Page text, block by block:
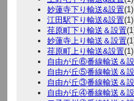
妙蓮寺下り輸送&設置(1)
江田駅下り輸送&設置(1)
荏原町下り輸送＆設置
妙蓮寺上り輸送＆設置
荏原町上り輸送&設置(1)
自由が丘⑥番線輸送＆
自由が丘⑤番線輸送＆
自由が丘③番線輸送＆
自由が丘④番線輸送＆